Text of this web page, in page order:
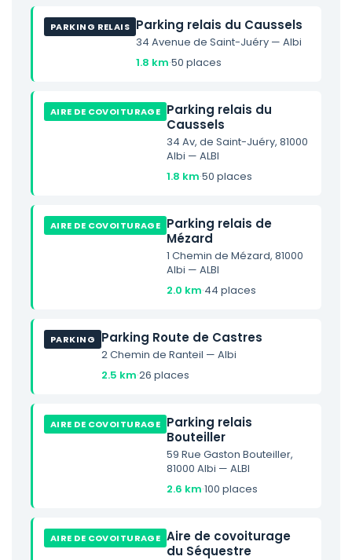
PARKING RELAIS Parking relais du Caussels
34 Avenue de Saint-Juéry — Albi
1.8 km·50 places
AIRE DE COVOITURAGE Parking relais du
Caussels
34 Av, de Saint-Juéry, 81000
Albi — ALBI
1.8 km·50 places
AIRE DE COVOITURAGE Parking relais de
Mézard
1 Chemin de Mézard, 81000
Albi — ALBI
2.0 km·44 places
PARKING Parking Route de Castres
2 Chemin de Ranteil — Albi
2.5 km·26 places
AIRE DE COVOITURAGE Parking relais
Bouteiller
59 Rue Gaston Bouteiller,
81000 Albi — ALBI
2.6 km·100 places
AIRE DE COVOITURAGE Aire de covoiturage
du Séquestre